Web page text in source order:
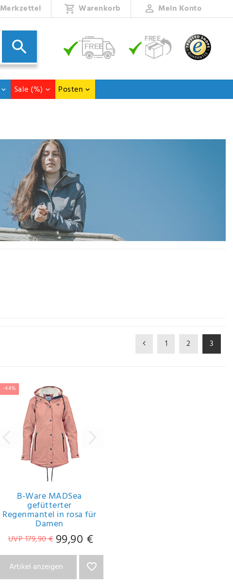
Merkzettel Warenkorb Mein Konto
Sale (%) Posten
1 2 3
-44%
B-Ware MADSea
gefütterter
Regenmantel in rosa für
Damen
UVP 179,90 € 99,90 €
Artikel anzeigen